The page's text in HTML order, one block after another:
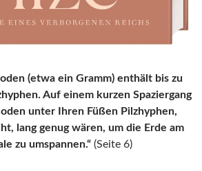
(etwa ein Gramm) enthält bis zu
Auf einem kurzen Spaziergang
unter Ihren Füßen Pilzhyphen,
lang genug wären, um die Erde am
zu umspannen.“ (Seite 6)